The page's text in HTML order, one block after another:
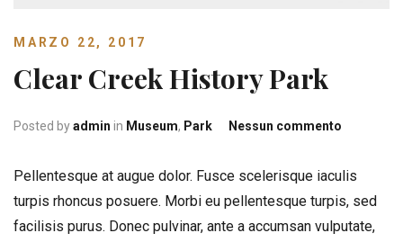
MARZO 22, 2017
Clear Creek History Park
Posted byadmin in Museum, Park Nessun commento
Creek
Park
Pellentesque at augue dolor. Fusce scelerisque iaculis
turpis rhoncus posuere. Morbi eu pellentesque turpis, sed
facilisis purus. Donec pulvinar, ante a accumsan vulputate,